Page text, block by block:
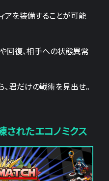
アを装備することが可能
回復、相手への状態異常
君だけの戦術を見出せ。
されたエコノミクス